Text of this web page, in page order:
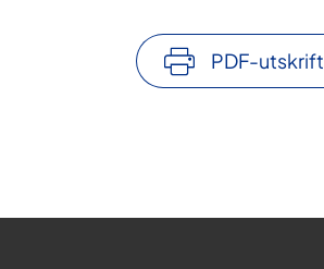
PDF-utskrift